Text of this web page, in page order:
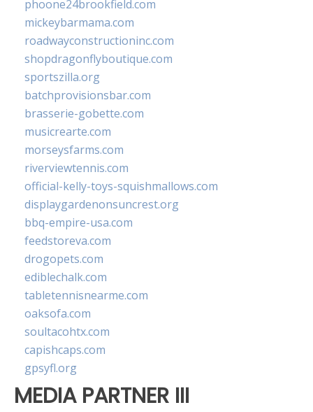
phoone24brookfield.com
mickeybarmama.com
roadwayconstructioninc.com
shopdragonflyboutique.com
sportszilla.org
batchprovisionsbar.com
brasserie-gobette.com
musicrearte.com
morseysfarms.com
riverviewtennis.com
official-kelly-toys-squishmallows.com
displaygardenonsuncrest.org
bbq-empire-usa.com
feedstoreva.com
drogopets.com
ediblechalk.com
tabletennisnearme.com
oaksofa.com
soultacohtx.com
capishcaps.com
gpsyfl.org
MEDIA PARTNER III